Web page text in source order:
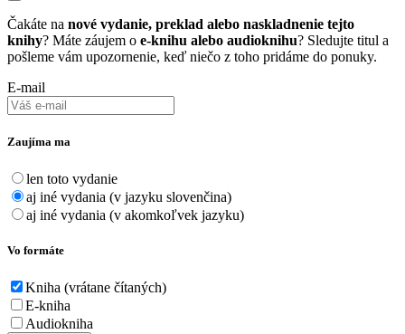
Čakáte na nové vydanie, preklad alebo naskladnenie tejto
knihy? Máte záujem o e-knihu alebo audioknihu? Sledujte titul a
pošleme vám upozornenie, keď niečo z toho pridáme do ponuky.
E-mail
Zaujíma ma
len toto vydanie
aj iné vydania (v jazyku slovenčina)
aj iné vydania (v akomkoľvek jazyku)
Vo formáte
Kniha (vrátane čítaných)
E-kniha
Audiokniha